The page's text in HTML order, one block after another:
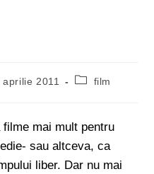
2011 film
mai mult pentru
sau altceva, ca
liber. Dar nu mai